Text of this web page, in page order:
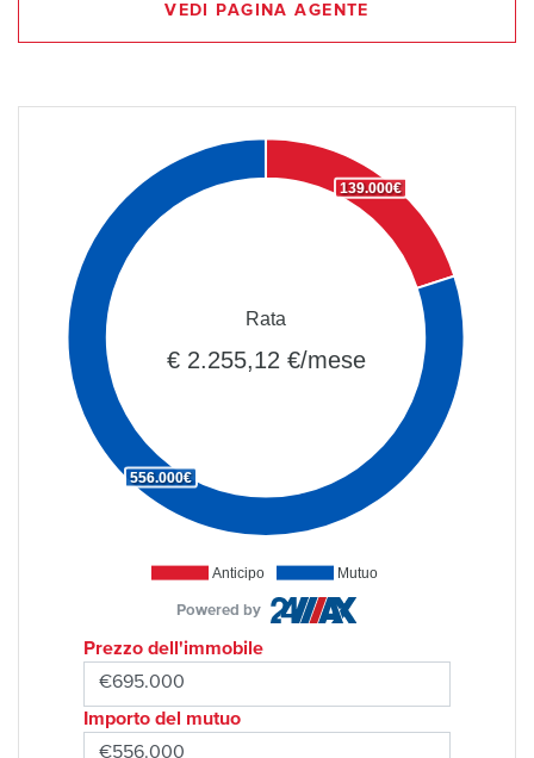
VEDI PAGINA AGENTE
Anticipo Mutuo
139.000€
556.000€
Rata
€ 2.255,12 €/mese
Powered by
Prezzo dell'immobile
Importo del mutuo